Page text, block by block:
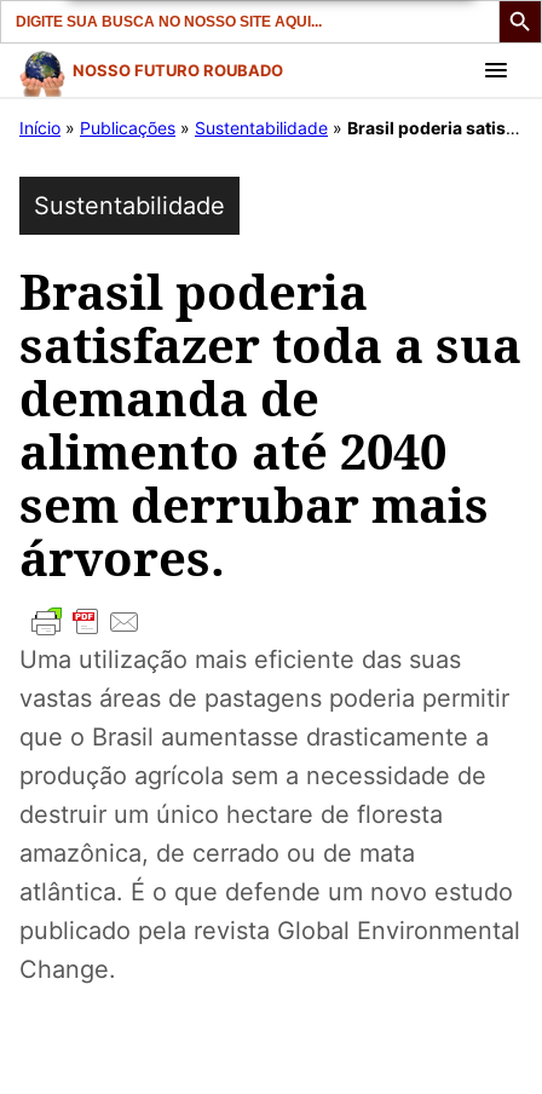
Search
for:
Pular
para
conteúdo
NOSSO FUTURO ROUBADO
Início » Publicações » Sustentabilidade » Brasil poderia satisfazer toda a sua demanda de alimento até 2040 sem derrubar mais árvores.
Sustentabilidade
Brasil poderia
satisfazer toda a sua
demanda de
alimento até 2040
sem derrubar mais
árvores.
Uma utilização mais eficiente das suas
vastas áreas de pastagens poderia permitir
que o Brasil aumentasse drasticamente a
produção agrícola sem a necessidade de
destruir um único hectare de floresta
amazônica, de cerrado ou de mata
atlântica. É o que defende um novo estudo
publicado pela revista Global Environmental
Change.